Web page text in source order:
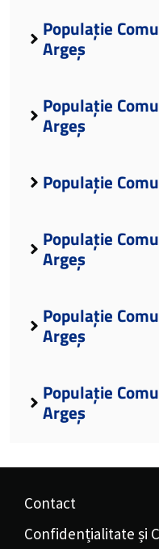
Populație
Argeș
Populație
Argeș
Populație
Populație
Argeș
Populație
Argeș
Populație
Argeș
Contact
Confidențialitate și